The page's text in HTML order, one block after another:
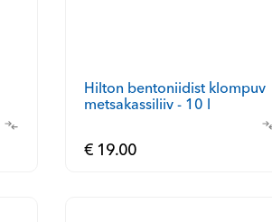
Hilton bentoniidist klompuv
metsakassiliiv - 10 l
€ 19.00